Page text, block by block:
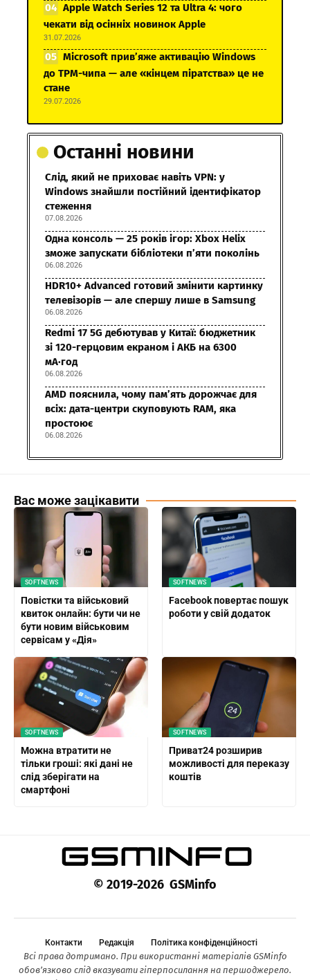
Apple Watch Series 12 та Ultra 4: чого
чекати від осінніх новинок Apple
31.07.2026
Microsoft прив’яже активацію Windows
до TPM-чипа — але «кінцем піратства» це не
стане
29.07.2026
Останні новини
Слід, який не приховає навіть VPN: у
Windows знайшли постійний ідентифікатор
стеження
07.08.2026
Одна консоль — 25 років ігор: Xbox Helix
зможе запускати бібліотеки п’яти поколінь
06.08.2026
HDR10+ Advanced готовий змінити картинку
телевізорів — але спершу лише в Samsung
06.08.2026
Redmi 17 5G дебютував у Китаї: бюджетник
зі 120-герцовим екраном і АКБ на 6300
мА·год
06.08.2026
AMD пояснила, чому пам’ять дорожчає для
всіх: дата-центри скуповують RAM, яка
простоює
06.08.2026
Вас може зацікавити
SOFTNEWS
Повістки та військовий
квиток онлайн: бути чи не
бути новим військовим
сервісам у «Дія»
SOFTNEWS
Facebook повертає пошук
роботи у свій додаток
SOFTNEWS
Можна втратити не
тільки гроші: які дані не
слід зберігати на
смартфоні
SOFTNEWS
Приват24 розширив
можливості для переказу
коштів
© 2019-2026 GSMinfo
Контакти Редакція Політика конфіденційності
Всі права дотримано. При використанні матеріалів GSMinfo
обов’язково слід вказувати гіперпосилання на першоджерело.